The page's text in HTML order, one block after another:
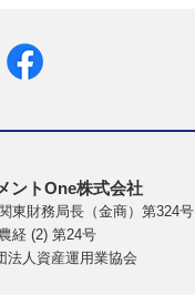
ントOne株式会社
東財務局長（金商）第324号
経 (2) 第24号
法人資産運用業協会